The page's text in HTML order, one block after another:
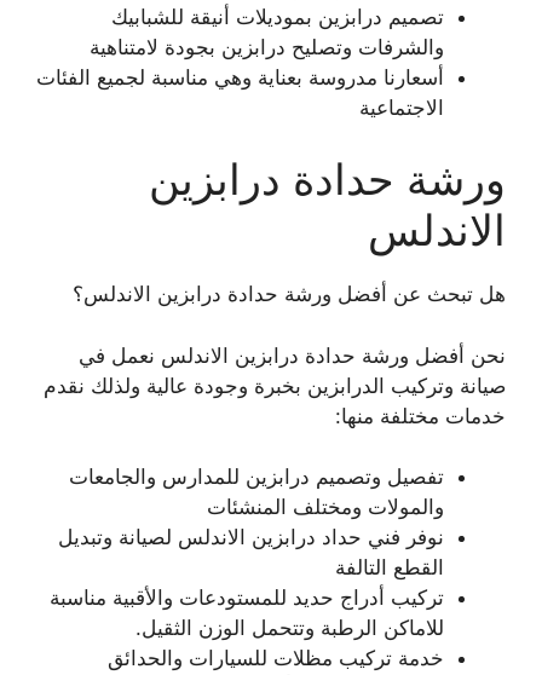
تصميم درابزين بموديلات أنيقة للشبابيك
والشرفات وتصليح درابزين بجودة لامتناهية
أسعارنا مدروسة بعناية وهي مناسبة لجميع الفئات
الاجتماعية
ورشة حدادة درابزين
الاندلس
هل تبحث عن أفضل ورشة حدادة درابزين الاندلس؟
نحن أفضل ورشة حدادة درابزين الاندلس نعمل في
صيانة وتركيب الدرابزين بخبرة وجودة عالية ولذلك نقدم
خدمات مختلفة منها:
تفصيل وتصميم درابزين للمدارس والجامعات
والمولات ومختلف المنشئات
نوفر فني حداد درابزين الاندلس لصيانة وتبديل
القطع التالفة
تركيب أدراج حديد للمستودعات والأقبية مناسبة
للاماكن الرطبة وتتحمل الوزن الثقيل.
خدمة تركيب مظلات للسيارات والحدائق